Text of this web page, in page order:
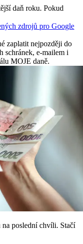
daň roku. Pokud
zdrojů pro Google
zaplatit nejpozději do
schránek, e-mailem i
MOJE daně.
poslední chvíli. Stačí